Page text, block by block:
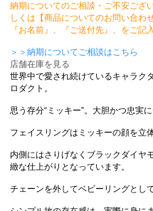
納期についてのご相談・ご不安ござ
しくは【商品についてのお問い合わ
『お名前』、『ご送付先』、をご記
＞＞納期についてご相談はこちら
店舗在庫を見る
世界中で愛され続けているキャラク
ロダクト。
思う存分“ミッキー”。大胆かつ忠実
フェイスリングはミッキーの顔を立
内側にはさりげなくブラックダイヤ
緻な仕上がりとなっています。
チェーンを外してベビーリングとし